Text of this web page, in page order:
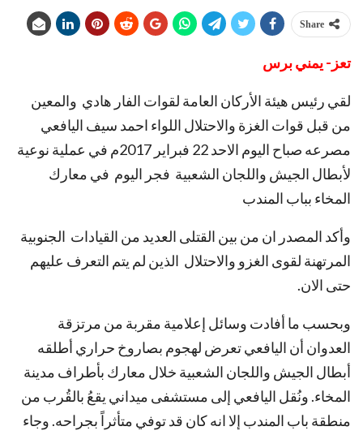
Share
تعز- يمني برس
لقي رئيس هيئة الأركان العامة لقوات الفار هادي والمعين
من قبل قوات الغزة والاحتلال اللواء احمد سيف اليافعي
مصرعه صباح اليوم الاحد 22 فبراير 2017م في عملية نوعية
لأبطال الجيش واللجان الشعبية فجر اليوم في معارك
المخاء بباب المندب
وأكد المصدر ان من بين القتلى العديد من القيادات الجنوبية
المرتهنة لقوى الغزو والاحتلال الذين لم يتم التعرف عليهم
حتى الان.
وبحسب ما أفادت وسائل إعلامية مقربة من مرتزقة
العدوان أن اليافعي تعرض لهجوم بصاروخ حراري أطلقه
أبطال الجيش واللجان الشعبية خلال معارك بأطراف مدينة
المخاء. ونُقل اليافعي إلى مستشفى ميداني يقعُ بالقُرب من
منطقة باب المندب إلا انه كان قد توفي متأثراً بجراحه. وجاء